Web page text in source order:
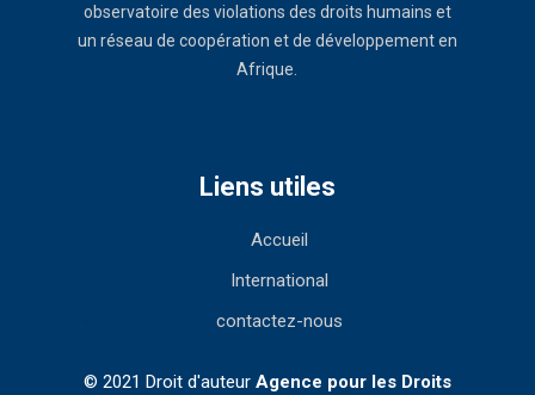
observatoire des violations des droits humains et
un réseau de coopération et de développement en
Afrique.
Liens utiles
Accueil
International
contactez-nous
© 2021 Droit d'auteur Agence pour les Droits